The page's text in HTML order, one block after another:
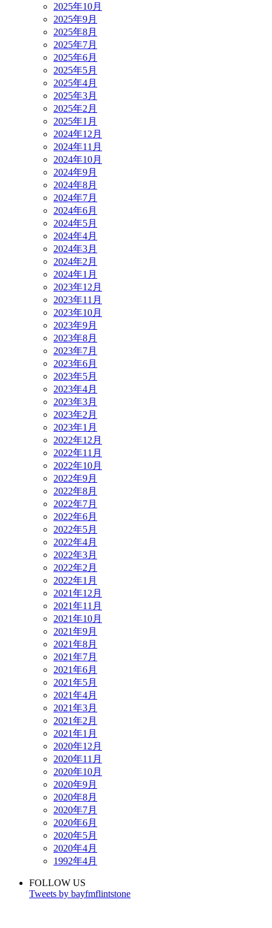
2025年10月
2025年9月
2025年8月
2025年7月
2025年6月
2025年5月
2025年4月
2025年3月
2025年2月
2025年1月
2024年12月
2024年11月
2024年10月
2024年9月
2024年8月
2024年7月
2024年6月
2024年5月
2024年4月
2024年3月
2024年2月
2024年1月
2023年12月
2023年11月
2023年10月
2023年9月
2023年8月
2023年7月
2023年6月
2023年5月
2023年4月
2023年3月
2023年2月
2023年1月
2022年12月
2022年11月
2022年10月
2022年9月
2022年8月
2022年7月
2022年6月
2022年5月
2022年4月
2022年3月
2022年2月
2022年1月
2021年12月
2021年11月
2021年10月
2021年9月
2021年8月
2021年7月
2021年6月
2021年5月
2021年4月
2021年3月
2021年2月
2021年1月
2020年12月
2020年11月
2020年10月
2020年9月
2020年8月
2020年7月
2020年6月
2020年5月
2020年4月
1992年4月
FOLLOW US
Tweets by bayfmflintstone